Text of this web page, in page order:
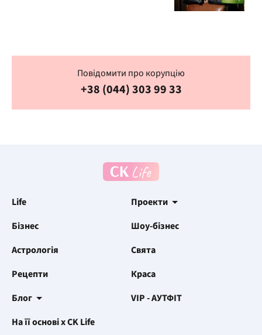
Повідомити про корупцію
+38 (044) 303 99 33
Life
Проекти
Бізнес
Шоу-бізнес
Астрологія
Свята
Рецепти
Краса
Блог
VIP - АУТФІТ
На її основі x CK Life